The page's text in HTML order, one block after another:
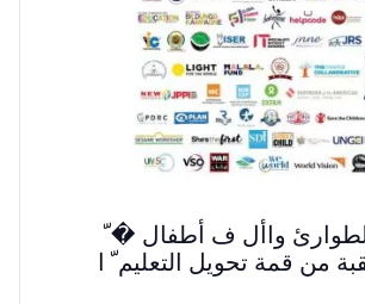
واأل ف أطفال �
من قمة تحويل التعليم ّ ا